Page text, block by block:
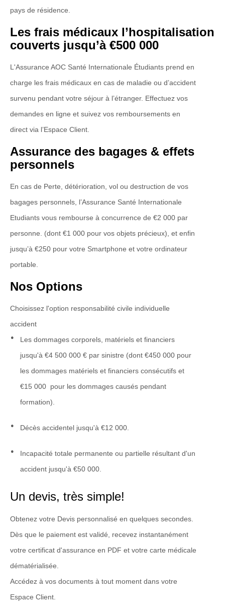
pays de résidence.
Les frais médicaux l’hospitalisation
couverts jusqu’à €500 000
L'Assurance AOC Santé Internationale Étudiants prend en
charge les frais médicaux en cas de maladie ou d’accident
survenu pendant votre séjour à l’étranger. Effectuez vos
demandes en ligne et suivez vos remboursements en
direct via l’Espace Client.
Assurance des bagages & effets
personnels
En cas de Perte, détérioration, vol ou destruction de vos
bagages personnels, l’Assurance Santé Internationale
Etudiants vous rembourse à concurrence de €2 000 par
personne. (dont €1 000 pour vos objets précieux), et enfin
jusqu’à €250 pour votre Smartphone et votre ordinateur
portable.
Nos Options
Choisissez l'option responsabilité civile individuelle
accident
Les dommages corporels, matériels et financiers
jusqu'à €4 500 000 € par sinistre (dont €450 000 pour
les dommages matériels et financiers consécutifs et
€15 000 pour les dommages causés pendant
formation).
Décès accidentel jusqu'à €12 000.
Incapacité totale permanente ou partielle résultant d'un
accident jusqu'à €50 000.
Un devis, très simple!
Obtenez votre Devis personnalisé en quelques secondes.
Dès que le paiement est validé, recevez instantanément
votre certificat d'assurance en PDF et votre carte médicale
dématérialisée.
Accédez à vos documents à tout moment dans votre
Espace Client.